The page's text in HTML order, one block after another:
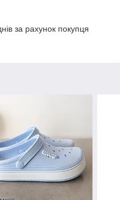
за рахунок покупця